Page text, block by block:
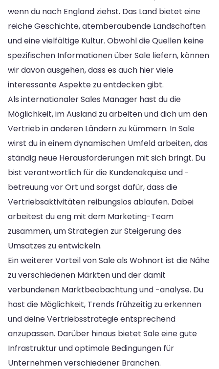
wenn du nach England ziehst. Das Land bietet eine
reiche Geschichte, atemberaubende Landschaften
und eine vielfältige Kultur. Obwohl die Quellen keine
spezifischen Informationen über Sale liefern, können
wir davon ausgehen, dass es auch hier viele
interessante Aspekte zu entdecken gibt.
Als internationaler Sales Manager hast du die
Möglichkeit, im Ausland zu arbeiten und dich um den
Vertrieb in anderen Ländern zu kümmern. In Sale
wirst du in einem dynamischen Umfeld arbeiten, das
ständig neue Herausforderungen mit sich bringt. Du
bist verantwortlich für die Kundenakquise und -
betreuung vor Ort und sorgst dafür, dass die
Vertriebsaktivitäten reibungslos ablaufen. Dabei
arbeitest du eng mit dem Marketing-Team
zusammen, um Strategien zur Steigerung des
Umsatzes zu entwickeln.
Ein weiterer Vorteil von Sale als Wohnort ist die Nähe
zu verschiedenen Märkten und der damit
verbundenen Marktbeobachtung und -analyse. Du
hast die Möglichkeit, Trends frühzeitig zu erkennen
und deine Vertriebsstrategie entsprechend
anzupassen. Darüber hinaus bietet Sale eine gute
Infrastruktur und optimale Bedingungen für
Unternehmen verschiedener Branchen.